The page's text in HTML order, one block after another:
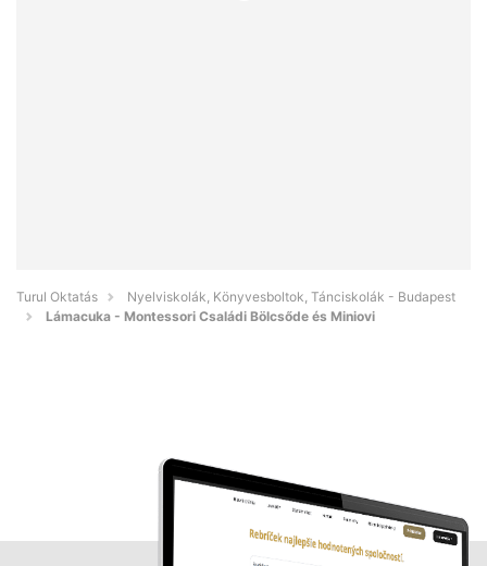
Turul Oktatás
Nyelviskolák, Könyvesboltok, Tánciskolák - Budapest
Lámacuka - Montessori Családi Bölcsőde és Miniovi